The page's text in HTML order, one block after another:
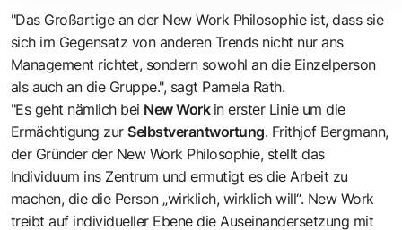
"Das Großartige an der New Work Philosophie ist, dass sie
sich im Gegensatz von anderen Trends nicht nur ans
Management richtet, sondern sowohl an die Einzelperson
als auch an die Gruppe.", sagt Pamela Rath.
"Es geht nämlich bei New Work in erster Linie um die
Ermächtigung zurSelbstverantwortung. Frithjof Bergmann,
der Gründer der New Work Philosophie, stellt das
Individuum ins Zentrum und ermutigt es die Arbeit zu
machen, die die Person „wirklich, wirklich will“. New Work
treibt auf individueller Ebene die Auseinandersetzung mit